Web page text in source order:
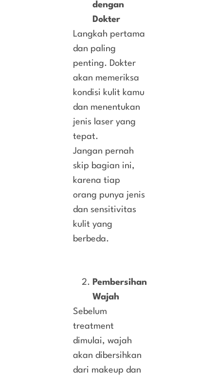
dengan
Dokter
Langkah pertama
dan paling
penting. Dokter
akan memeriksa
kondisi kulit kamu
dan menentukan
jenis laser yang
tepat.
Jangan pernah
skip bagian ini,
karena tiap
orang punya jenis
dan sensitivitas
kulit yang
berbeda.
Pembersihan
Wajah
Sebelum
treatment
dimulai, wajah
akan dibersihkan
dari makeup dan